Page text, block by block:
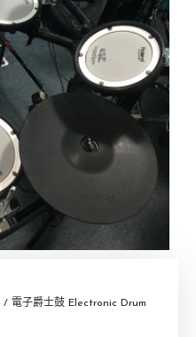
/ 電子爵士鼓 Electronic Drum